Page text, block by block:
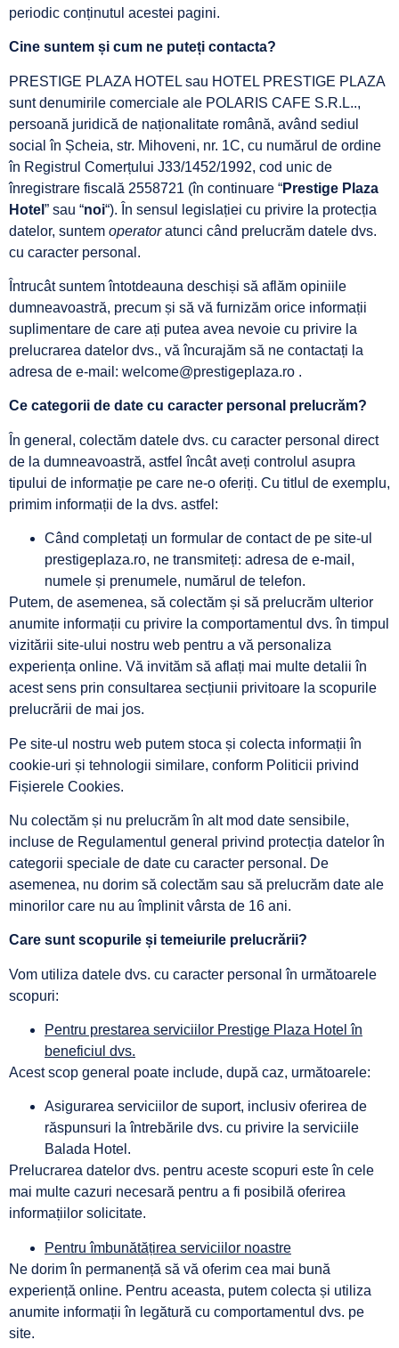
periodic conținutul acestei pagini.
Cine suntem și cum ne puteți contacta?
PRESTIGE PLAZA HOTEL sau HOTEL PRESTIGE PLAZA
sunt denumirile comerciale ale POLARIS CAFE S.R.L..,
persoană juridică de naționalitate română, având sediul
social în Șcheia, str. Mihoveni, nr. 1C, cu numărul de ordine
în Registrul Comerțului J33/1452/1992, cod unic de
înregistrare fiscală 2558721 (în continuare “Prestige Plaza
Hotel ” sau “noi“). În sensul legislației cu privire la protecția
datelor, suntem operatoratunci când prelucrăm datele dvs.
cu caracter personal.
Întrucât suntem întotdeauna deschiși să aflăm opiniile
dumneavoastră, precum și să vă furnizăm orice informații
suplimentare de care ați putea avea nevoie cu privire la
prelucrarea datelor dvs., vă încurajăm să ne contactați la
adresa de e-mail: welcome@prestigeplaza.ro .
Ce categorii de date cu caracter personal prelucrăm?
În general, colectăm datele dvs. cu caracter personal direct
de la dumneavoastră, astfel încât aveți controlul asupra
tipului de informație pe care ne-o oferiți. Cu titlul de exemplu,
primim informații de la dvs. astfel:
Când completați un formular de contact de pe site-ul
prestigeplaza.ro, ne transmiteți: adresa de e-mail,
numele și prenumele, numărul de telefon.
Putem, de asemenea, să colectăm și să prelucrăm ulterior
anumite informații cu privire la comportamentul dvs. în timpul
vizitării site-ului nostru web pentru a vă personaliza
experiența online. Vă invităm să aflați mai multe detalii în
acest sens prin consultarea secțiunii privitoare la scopurile
prelucrării de mai jos.
Pe site-ul nostru web putem stoca și colecta informații în
cookie-uri și tehnologii similare, conform Politicii privind
Fișierele Cookies.
Nu colectăm și nu prelucrăm în alt mod date sensibile,
incluse de Regulamentul general privind protecția datelor în
categorii speciale de date cu caracter personal. De
asemenea, nu dorim să colectăm sau să prelucrăm date ale
minorilor care nu au împlinit vârsta de 16 ani.
Care sunt scopurile și temeiurile prelucrării?
Vom utiliza datele dvs. cu caracter personal în următoarele
scopuri:
Pentru prestarea serviciilor Prestige Plaza Hotel în
beneficiul dvs.
Acest scop general poate include, după caz, următoarele:
Asigurarea serviciilor de suport, inclusiv oferirea de
răspunsuri la întrebările dvs. cu privire la serviciile
Balada Hotel.
Prelucrarea datelor dvs. pentru aceste scopuri este în cele
mai multe cazuri necesară pentru a fi posibilă oferirea
informațiilor solicitate.
Pentru îmbunătățirea serviciilor noastre
Ne dorim în permanență să vă oferim cea mai bună
experiență online. Pentru aceasta, putem colecta și utiliza
anumite informații în legătură cu comportamentul dvs. pe
site.